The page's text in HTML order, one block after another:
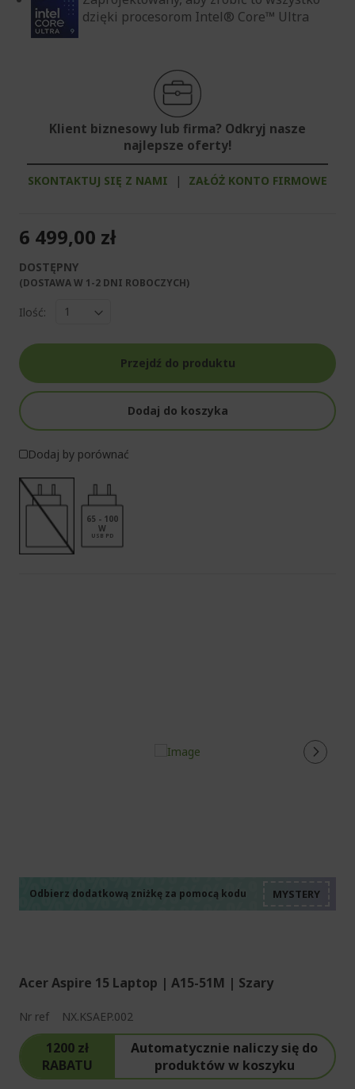
dzięki procesorom Intel® Core™ Ultra
Klient biznesowy lub firma? Odkryj nasze
najlepsze oferty!
SKONTAKTUJ SIĘ Z NAMI | ZAŁÓŻ KONTO FIRMOWE
6 499,00 zł
DOSTĘPNY
(DOSTAWA W 1-2 DNI ROBOCZYCH)​
Ilość:
Przejdź do produktu
Dodaj do koszyka
Dodaj by porównać
65 - 100
W
USB PD
Odbierz dodatkową zniżkę za pomocą kodu
Acer Aspire 15 Laptop | A15-51M | Szary
Nr ref NX.KSAEP.002
1200 zł
RABATU
Automatycznie naliczy się do
produktów w koszyku